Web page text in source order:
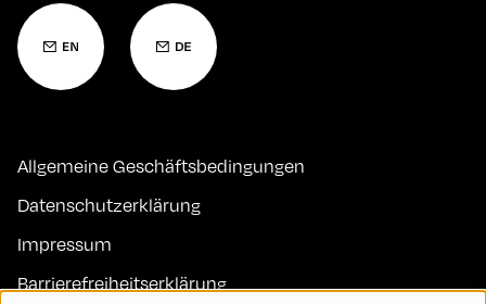
Allgemeine Geschäftsbedingungen
Datenschutzerklärung
Impressum
Barrierefreiheitserklärung